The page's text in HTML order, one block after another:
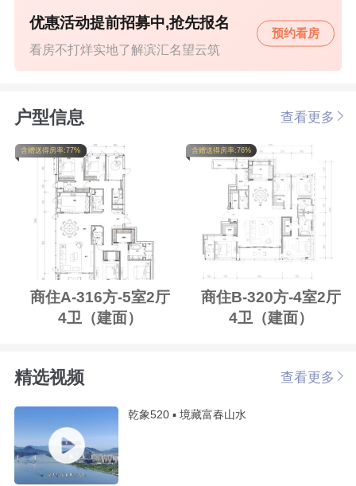
看房不打烊实地了解滨汇名望云筑
优惠活动提前招募中,抢先报名
预约看房
户型信息 查看更多
含赠送得房率:77%
商住A-316方-5室2厅
4卫（建面）
含赠送得房率:76%
商住B-320方-4室2厅
4卫（建面）
精选视频 查看更多
乾象520 ▪ 境藏富春山水